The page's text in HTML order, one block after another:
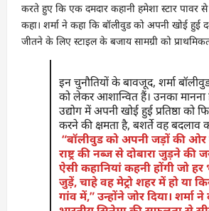
करते हुए कि एक दमदार कहानी हमेशा स्टार पावर से
कहा। शर्मा ने कहा कि बॉलीवुड को अपनी खोई हुई
जीतने के लिए स्टाइल के बजाय सामग्री को
इन चुनौतियों के बावजूद, शर्मा
को लेकर आशान्वित हैं। उनका
उद्योग में अपनी खोई हुई प्रतिष्ठा को
करने की क्षमता है, बशर्ते वह बदलाव
“बॉलीवुड को अपनी जड़ों की
राष्ट्र की नब्ज से दोबारा जुड़ने की
ऐसी कहानियां कहनी होंगी जो हर
जुड़ें, चाहे वह मेट्रो शहर में हो या
गांव में,” उन्होंने जोर दिया। शर्मा ने